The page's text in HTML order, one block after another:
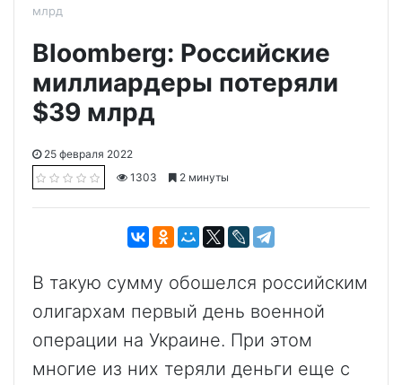
млрд
Bloomberg: Российские
миллиардеры потеряли
$39 млрд
25 февраля 2022
1303
2 минуты
В такую сумму обошелся российским
олигархам первый день военной
операции на Украине. При этом
многие из них теряли деньги еще с